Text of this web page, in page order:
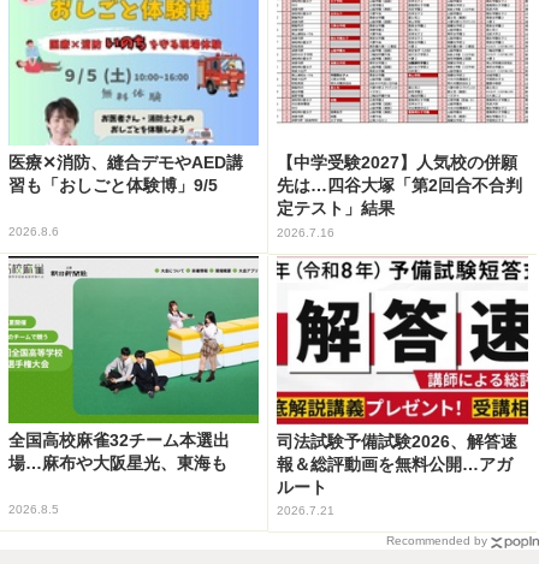
医療✕消防、縫合デモやAED講
習も「おしごと体験博」9/5
2026.8.6
【中学受験2027】人気校の併願
先は…四谷大塚「第2回合不合判
定テスト」結果
2026.7.16
全国高校麻雀32チーム本選出
場…麻布や大阪星光、東海も
2026.8.5
司法試験予備試験2026、解答速
報＆総評動画を無料公開…アガ
ルート
2026.7.21
Recommended by